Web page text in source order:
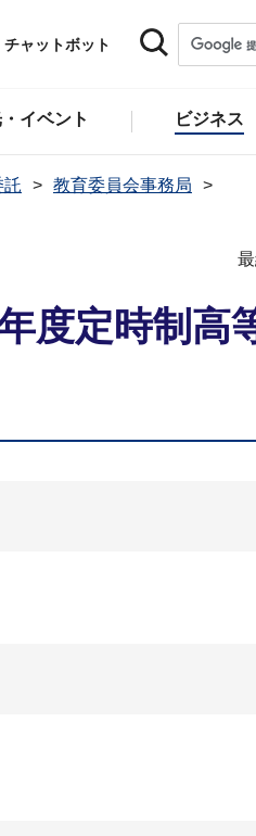
チャットボット
イベント ビジネス
託
教育委員会事務局
度定時制高